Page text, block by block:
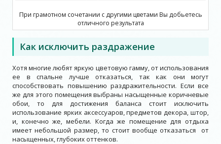
При грамотном сочетании с другими цветами Вы добьетесь
отличного результата
Как исключить раздражение
Хотя многие любят яркую цветовую гамму, от использования
ее в спальне лучше отказаться, так как они могут
способствовать повышению раздражительности. Если все
же для этого помещения выбраны насыщенные коричневые
обои, то для достижения баланса стоит исключить
использование ярких аксессуаров, предметов декора, штор,
и, конечно же, мебели. Когда же помещение для отдыха
имеет небольшой размер, то стоит вообще отказаться от
насыщенных, глубоких оттенков.